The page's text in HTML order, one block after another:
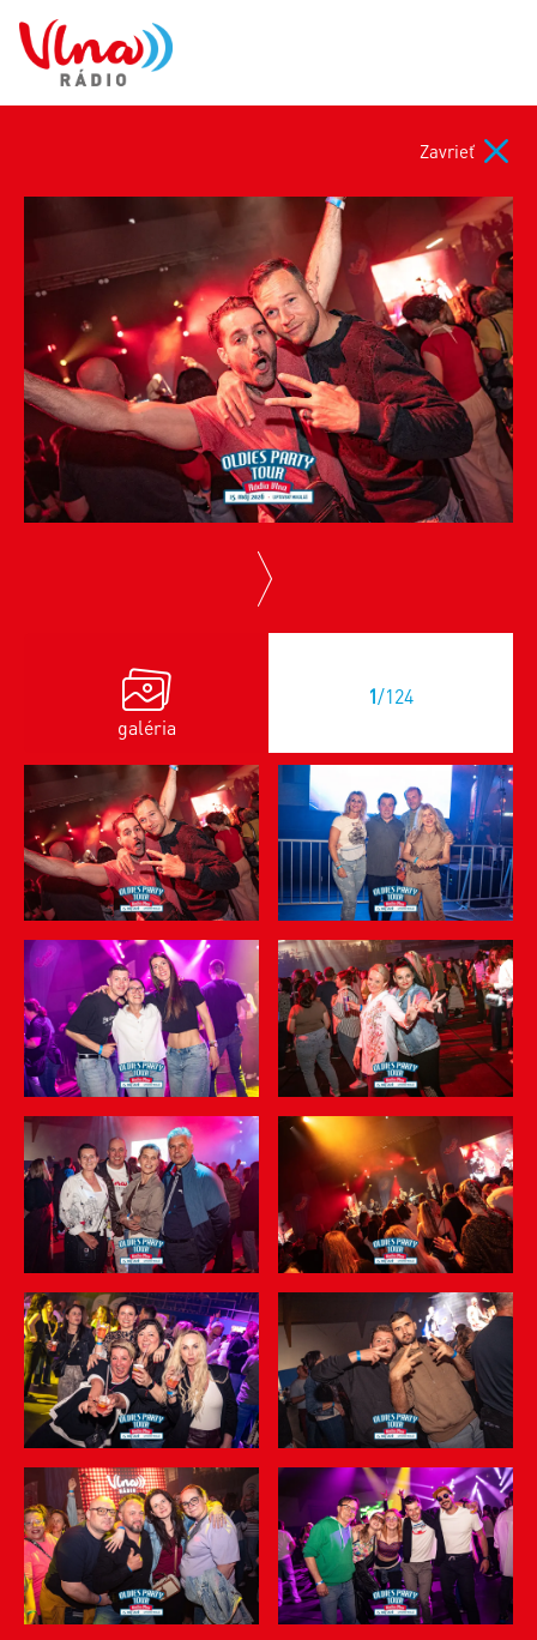
Zavrieť
galéria
1/124